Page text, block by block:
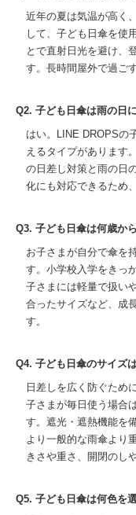
近年の夏は気温が高く
して、子ども日傘を使
とで直射日光を避け、
す。長時間屋外で過ご
Q2. 子ども日傘は雨の日
はい。LINE DROPSの
えるタイプがあります
の日差し対策と雨の日
化にも対応できるため
Q3. 子ども日傘は何歳か
お子さまが自分で傘を
す。小学校入学をきっ
子さまには軽量で扱い
合ったサイズなど、成
す。
Q4. 子ども日傘のサイズ
日差しを広く防ぐため
子さまが毎日使う場合
す。遮光・遮熱機能を
より一般的な雨傘より
きさや重さ、開閉のし
Q5. 子ども日傘は何色を